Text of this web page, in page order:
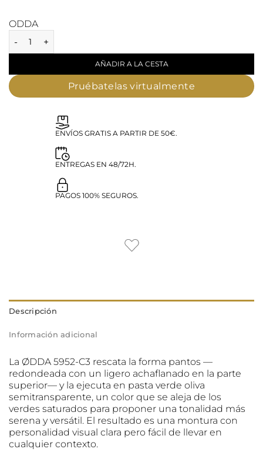
ODDA
AÑADIR A LA CESTA
Pruébatelas virtualmente
ENVÍOS GRATIS A PARTIR DE 50€.
ENTREGAS EN 48/72H.
PAGOS 100% SEGUROS.
Descripción
Información adicional
La ØDDA 5952-C3 rescata la forma pantos —
redondeada con un ligero achaflanado en la parte
superior— y la ejecuta en pasta verde oliva
semitransparente, un color que se aleja de los
verdes saturados para proponer una tonalidad más
serena y versátil. El resultado es una montura con
personalidad visual clara pero fácil de llevar en
cualquier contexto.